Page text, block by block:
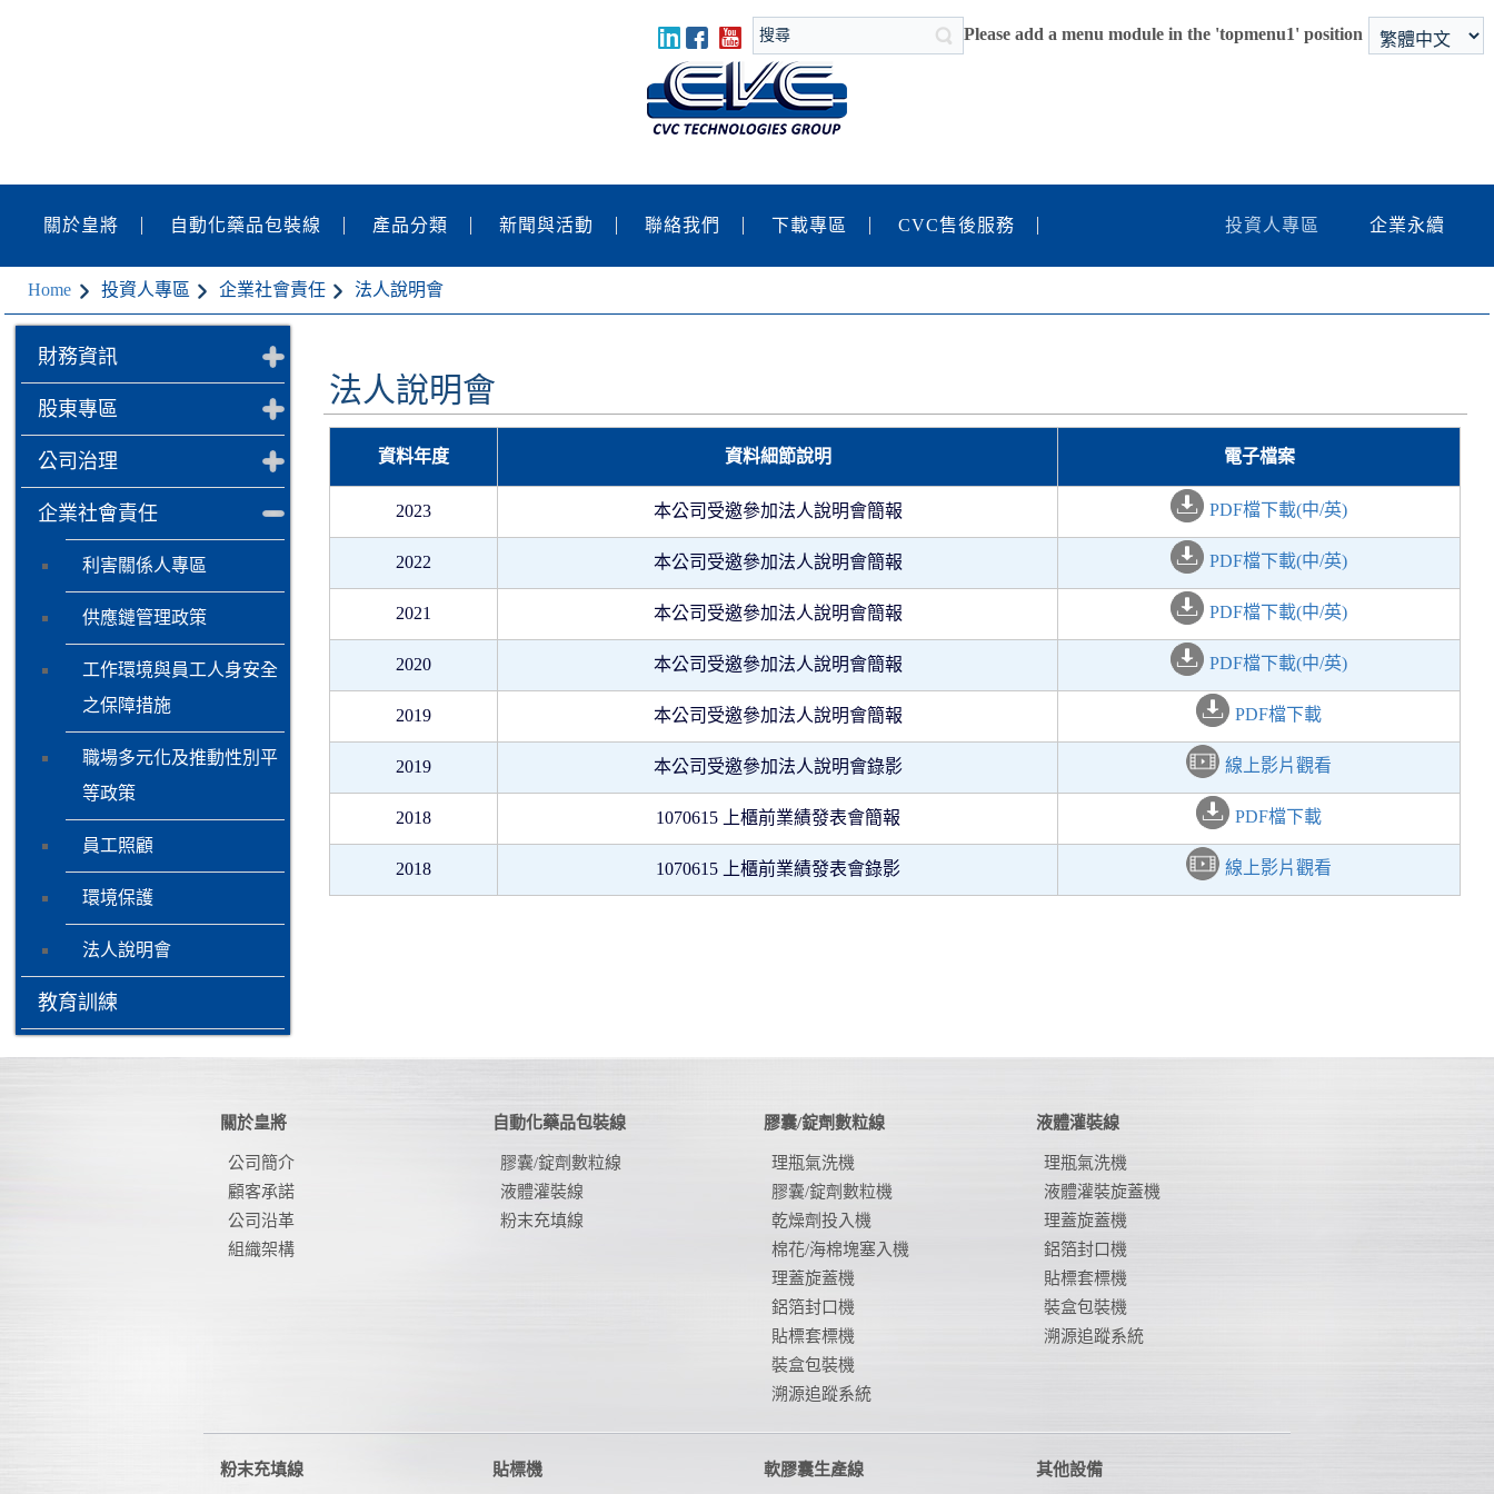
Please add a menu module in the 'topmenu1' position
關於皇將 自動化藥品包裝線 產品分類 新聞與活動 聯絡我們 下載專區 CVC售後服務 企業永續
投資人專區
Home 投資人專區 企業社會責任 法人說明會
財務資訊
股東專區
公司治理
企業社會責任
利害關係人專區
供應鏈管理政策
工作環境與員工人身安全
之保障措施
職場多元化及推動性別平
等政策
員工照顧
環境保護
法人說明會
教育訓練
法人說明會
資料年度 資料細節說明 電子檔案
2023 本公司受邀參加法人說明會簡報 PDF檔下載(中/英)
2022 本公司受邀參加法人說明會簡報 PDF檔下載(中/英)
2021 本公司受邀參加法人說明會簡報 PDF檔下載(中/英)
2020 本公司受邀參加法人說明會簡報 PDF檔下載(中/英)
2019 本公司受邀參加法人說明會簡報 PDF檔下載
2019 本公司受邀參加法人說明會錄影 線上影片觀看
2018 1070615 上櫃前業績發表會簡報 PDF檔下載
2018 1070615 上櫃前業績發表會錄影 線上影片觀看
關於皇將
公司簡介
顧客承諾
公司沿革
組織架構
自動化藥品包裝線
膠囊/錠劑數粒線
液體灌裝線
粉末充填線
膠囊/錠劑數粒線
理瓶氣洗機
膠囊/錠劑數粒機
乾燥劑投入機
棉花/海棉塊塞入機
理蓋旋蓋機
鋁箔封口機
貼標套標機
裝盒包裝機
溯源追蹤系統
液體灌裝線
理瓶氣洗機
液體灌裝旋蓋機
理蓋旋蓋機
鋁箔封口機
貼標套標機
裝盒包裝機
溯源追蹤系統
粉末充填線 貼標機 軟膠囊生產線 其他設備